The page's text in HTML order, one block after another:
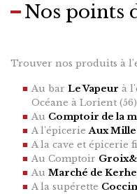
Nos points
Trouver nos produits à
Au bar Le Vapeur à
Océane à Lorient (56)
Au Comptoir de la
A l'épicerieAux
A la cave et épicerie
Au Comptoir
Au Marché de
A la supérette